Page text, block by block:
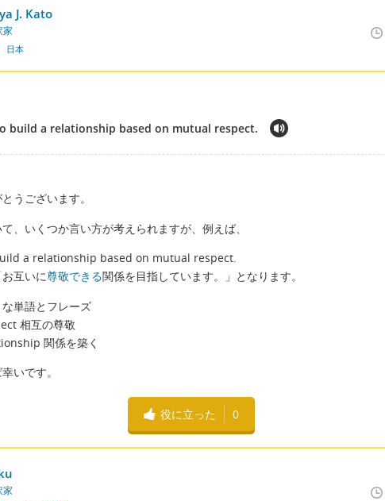
J. Kato
家
日本
build a relationship based on mutual respect.
うございます。
、いくつか言い方が考えられますが、例えば、
a relationship based on mutual respect.
互いに尊敬できる関係を目指しています。」となります。
単語とフレーズ
相互の尊敬
関係を築く
いです。
役に立った 0
家